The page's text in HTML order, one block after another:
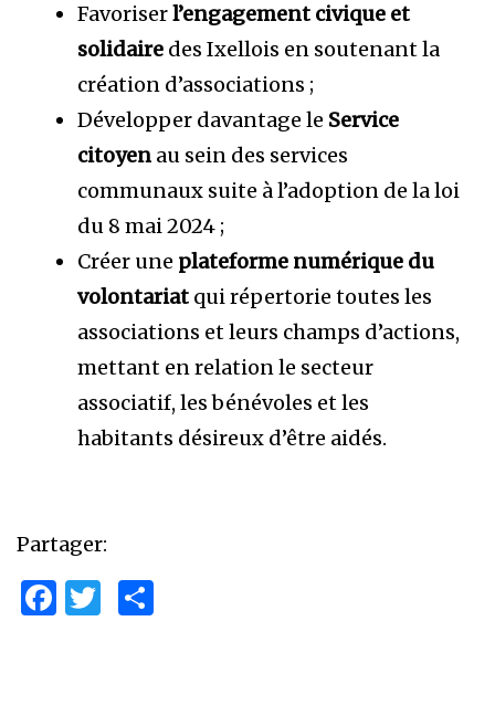
Favoriserl’engagement civique et
solidaire des Ixellois en soutenant la
création d’associations ;
Développer davantage le Service
citoyen au sein des services
communaux suite à l’adoption de la loi
du 8 mai 2024 ;
Créer une plateforme numérique du
volontariat qui répertorie toutes les
associations et leurs champs d’actions,
mettant en relation le secteur
associatif, les bénévoles et les
habitants désireux d’être aidés.
Partager:
Facebook
Twitter